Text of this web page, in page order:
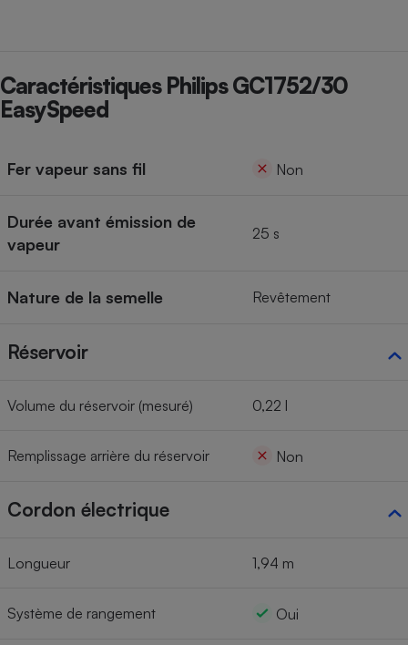
Caractéristiques Philips GC1752/30
EasySpeed
Fer vapeur sans fil Non
Durée avant émission de
vapeur
25 s
Nature de la semelle Revêtement
Réservoir
Volume du réservoir (mesuré) 0,22 l
Remplissage arrière du réservoir Non
Cordon électrique
Longueur 1,94 m
Système de rangement Oui